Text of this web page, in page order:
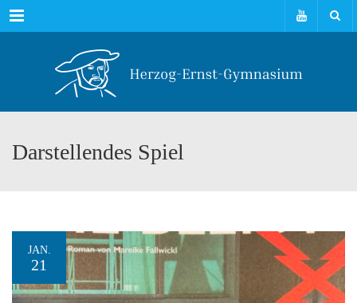
Menu
Darstellendes Spiel
JAN.
21